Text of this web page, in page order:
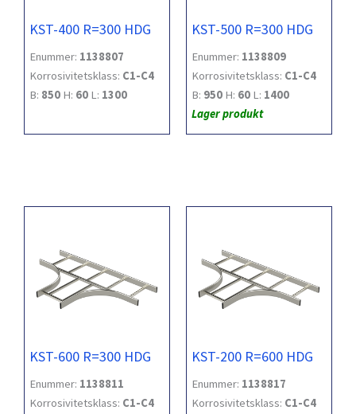
KST-400 R=300 HDG
Enummer: 1138807
Korrosivitetsklass: C1-C4
B: 850 H: 60 L: 1300
KST-500 R=300 HDG
Enummer: 1138809
Korrosivitetsklass: C1-C4
B: 950 H: 60 L: 1400
Lager produkt
KST-600 R=300 HDG
Enummer: 1138811
Korrosivitetsklass: C1-C4
KST-200 R=600 HDG
Enummer: 1138817
Korrosivitetsklass: C1-C4